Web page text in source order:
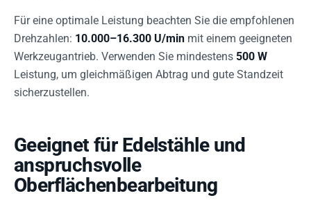
Für eine optimale Leistung beachten Sie die empfohlenen
Drehzahlen: 10.000–16.300 U/min mit einem geeigneten
Werkzeugantrieb. Verwenden Sie mindestens 500 W
Leistung, um gleichmäßigen Abtrag und gute Standzeit
sicherzustellen.
Geeignet für Edelstähle und
anspruchsvolle
Oberflächenbearbeitung